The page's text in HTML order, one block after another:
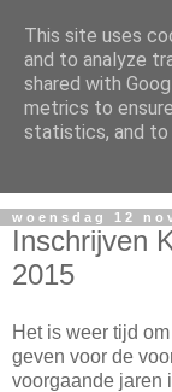
woensdag 12
Inschrijven
2015
Het is weer tijd
geven voor de
voorgaande jaren
This site uses
and to analyze
shared with
metrics to
statistics, and to